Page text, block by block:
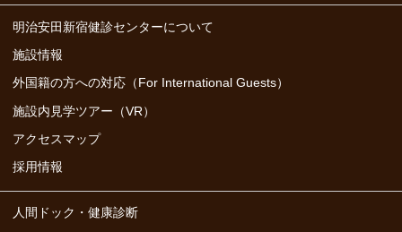
明治安田新宿健診センターについて
施設情報
外国籍の方への対応（For International Guests）
施設内見学ツアー（VR）
アクセスマップ
採用情報
人間ドック・健康診断